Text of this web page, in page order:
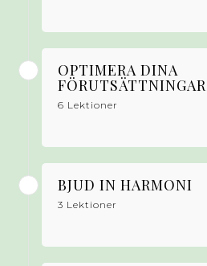
OPTIMERA DINA
FÖRUTSÄTTNINGAR
6 Lektioner
BJUD IN HARMONI
3 Lektioner